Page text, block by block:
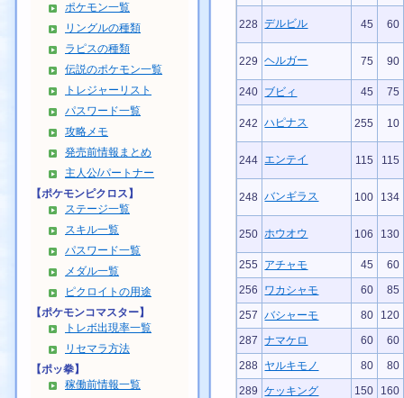
ポケモン一覧
リングルの種類
ラピスの種類
伝説のポケモン一覧
トレジャーリスト
パスワード一覧
攻略メモ
発売前情報まとめ
主人公/パートナー
【ポケモンピクロス】
ステージ一覧
スキル一覧
パスワード一覧
メダル一覧
ピクロイトの用途
【ポケモンコマスター】
トレボ出現率一覧
リセマラ方法
【ポッ拳】
稼働前情報一覧
228 デルビル 45 60
229 ヘルガー 75 90
240 ブビィ 45 75
242 ハピナス 255 10
244 エンテイ 115 115
248 バンギラス 100 134
250 ホウオウ 106 130
255 アチャモ 45
60
256
ワカシャモ 60
85
257
バシャーモ 80
120
287
ナマケロ 60
60
288
ヤルキモノ 80
80
289
ケッキング 150 160